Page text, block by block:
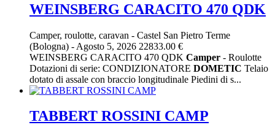
WEINSBERG CARACITO 470 QDK
Camper, roulotte, caravan - Castel San Pietro Terme
(Bologna) - Agosto 5, 2026 22833.00 €
WEINSBERG CARACITO 470 QDK Camper - Roulotte
Dotazioni di serie: CONDIZIONATORE DOMETIC Telaio
dotato di assale con braccio longitudinale Piedini di s...
TABBERT ROSSINI CAMP